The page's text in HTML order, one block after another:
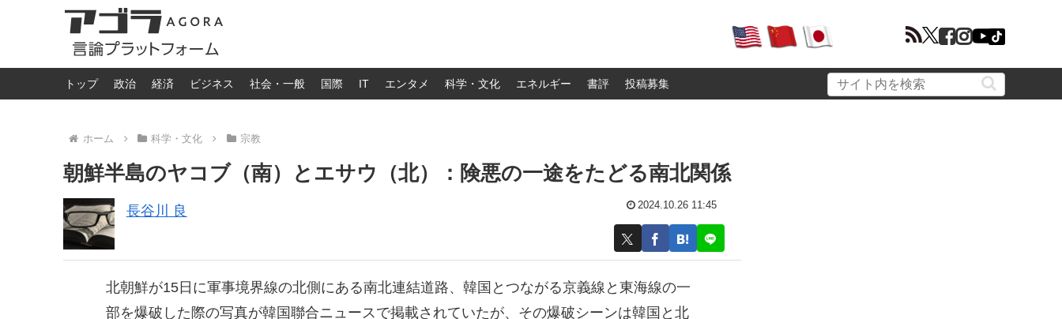
トップ 政治 経済 ビジネス 社会・一般 国際 IT エンタメ 科学・文化 エネルギー 書評 投稿募集
ホーム 科学・文化 宗教
朝鮮半島のヤコブ（南）とエサウ（北）：険悪の一途をたどる南北関係
長谷川 良 2024.10.26 11:45
北朝鮮が15日に軍事境界線の北側にある南北連結道路、韓国とつながる京義線と東海線の一
部を爆破した際の写真が韓国聯合ニュースで掲載されていたが、その爆破シーンは韓国と北